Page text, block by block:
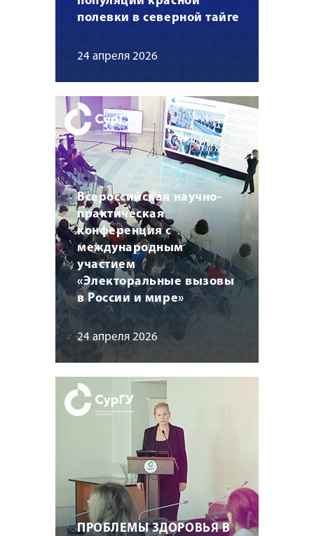
полевки в северной тайге
24 апреля 2026
Всероссийская научно-
практическая
конференция с
международным
участием
«Электоральные вызовы
в России и мире»
24 апреля 2026
ПРОБЛЕМЫ ЗДОРОВЬЯ В